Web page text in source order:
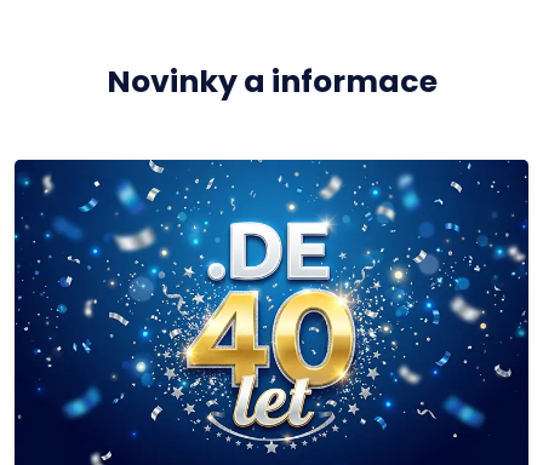
Novinky a informace